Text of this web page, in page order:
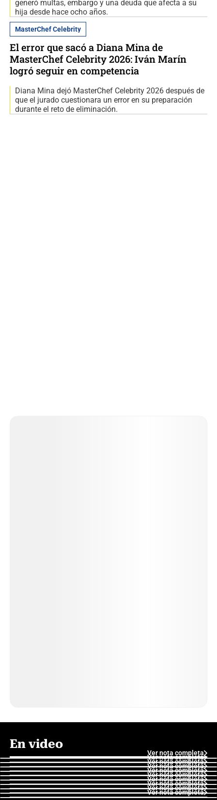
generó multas, embargo y una deuda que afecta a su
hija desde hace ocho años.
MasterChef Celebrity
El error que sacó a Diana Mina de
MasterChef Celebrity 2026: Iván Marín
logró seguir en competencia
Diana Mina dejó MasterChef Celebrity 2026 después de
que el jurado cuestionara un error en su preparación
durante el reto de eliminación.
En video
Ver nota completa
Ver nota completa
Ver nota completa
Ver nota completa
Ver nota completa
Ver nota completa
Ver nota completa
Ver nota completa
Ver nota completa
Ver nota completa